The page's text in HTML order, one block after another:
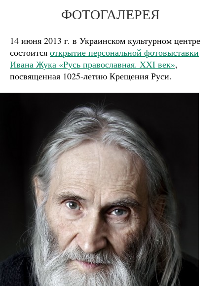
ФОТОГАЛЕРЕЯ
14 июня 2013 г. в Украинском культурном центре
состоится открытие персональной фотовыставки
Ивана Жука «Русь православная. XXI век»,
посвященная 1025-летию Крещения Руси.